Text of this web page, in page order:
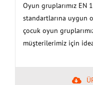
Oyun gruplarımız
standartlarına uygun
çocuk oyun
müşterilerimiz için